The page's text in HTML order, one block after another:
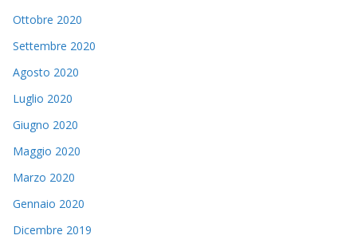
Ottobre 2020
Settembre 2020
Agosto 2020
Luglio 2020
Giugno 2020
Maggio 2020
Marzo 2020
Gennaio 2020
Dicembre 2019